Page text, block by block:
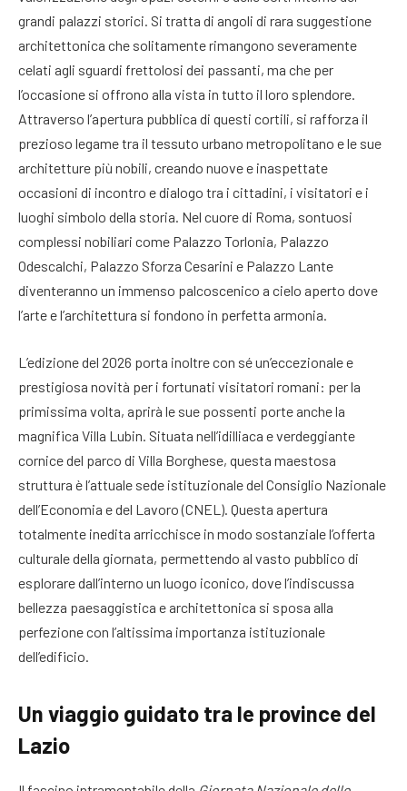
grandi palazzi storici. Si tratta di angoli di rara suggestione
architettonica che solitamente rimangono severamente
celati agli sguardi frettolosi dei passanti, ma che per
l’occasione si offrono alla vista in tutto il loro splendore.
Attraverso l’apertura pubblica di questi cortili, si rafforza il
prezioso legame tra il tessuto urbano metropolitano e le sue
architetture più nobili, creando nuove e inaspettate
occasioni di incontro e dialogo tra i cittadini, i visitatori e i
luoghi simbolo della storia. Nel cuore di Roma, sontuosi
complessi nobiliari come Palazzo Torlonia, Palazzo
Odescalchi, Palazzo Sforza Cesarini e Palazzo Lante
diventeranno un immenso palcoscenico a cielo aperto dove
l’arte e l’architettura si fondono in perfetta armonia.
L’edizione del 2026 porta inoltre con sé un’eccezionale e
prestigiosa novità per i fortunati visitatori romani: per la
primissima volta, aprirà le sue possenti porte anche la
magnifica Villa Lubin . Situata nell’idilliaca e verdeggiante
cornice del parco di Villa Borghese, questa maestosa
struttura è l’attuale sede istituzionale del Consiglio Nazionale
dell’Economia e del Lavoro (CNEL) . Questa apertura
totalmente inedita arricchisce in modo sostanziale l’offerta
culturale della giornata, permettendo al vasto pubblico di
esplorare dall’interno un luogo iconico, dove l’indiscussa
bellezza paesaggistica e architettonica si sposa alla
perfezione con l’altissima importanza istituzionale
dell’edificio
Un viaggio guidato tra le province del
Lazio